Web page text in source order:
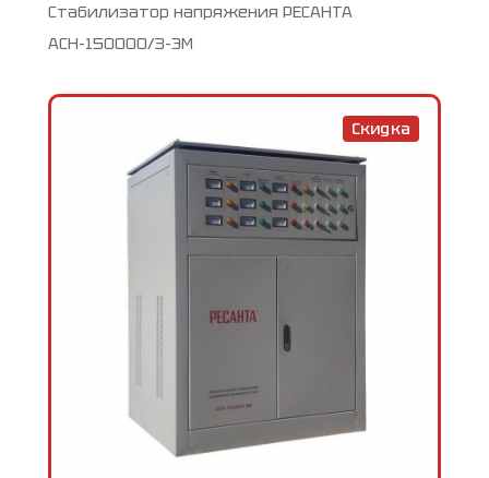
Стабилизатор напряжения РЕСАНТА
АСН-150000/3-ЭМ
Скидка